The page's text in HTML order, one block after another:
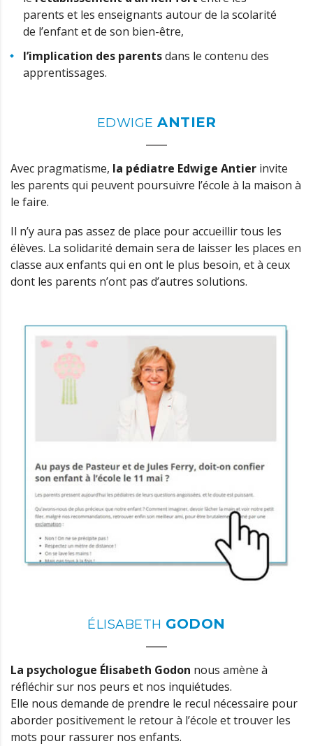
parents et les enseignants autour de la scolarité
de l’enfant et de son bien-être,
l’implication des parentsdans le contenu des
apprentissages.
EDWIGEANTIER
Avec pragmatisme, la pédiatre Edwige Antier invite
les parents qui peuvent poursuivre l’école à la maison à
le faire.
Il n’y aura pas assez de place pour accueillir tous les
élèves. La solidarité demain sera de laisser les places en
classe aux enfants qui en ont le plus besoin, et à ceux
dont les parents n’ont pas d’autres solutions.
ÉLISABETH GODON
La psychologue Élisabeth Godon nous amène à
réfléchir sur nos peurs et nos inquiétudes.
Elle nous demande de prendre le recul nécessaire pour
aborder positivement le retour à l’école et trouver les
mots pour rassurer nos enfants.